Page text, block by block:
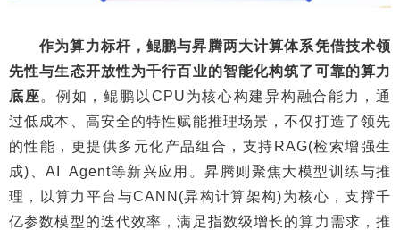
作为算力标杆，鲲鹏与昇腾‌两大计算体系凭借技术领
先性与生态开放性为千行百业的智能化构筑了可靠的算力
底座。例如，鲲鹏‌以CPU为核心构建异构融合能力，通
过低成本、高安全的特性赋能推理场景，不仅打造了领先
的性能，更提供多元化产品组合，支持RAG(检索增强生
成)、AI Agent等新兴应用。昇腾则聚焦大模型训练与推
理，以算力平台与CANN(异构计算架构)为核心，支撑千
亿参数模型的迭代效率，满足指数级增长的算力需求，推